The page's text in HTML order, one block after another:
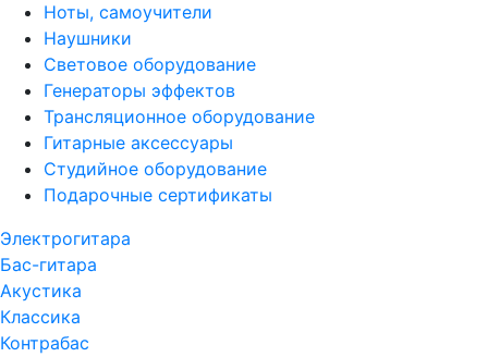
Ноты, самоучители
Наушники
Световое оборудование
Генераторы эффектов
Трансляционное оборудование
Гитарные аксессуары
Студийное оборудование
Подарочные сертификаты
Электрогитара
Бас-гитара
Акустика
Классика
Контрабас